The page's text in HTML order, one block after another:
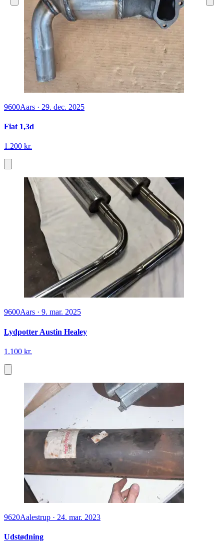
9600Aars · 29. dec. 2025
Fiat 1,3d
1.200 kr.
9600Aars · 9. mar. 2025
Lydpotter Austin Healey
1.100 kr.
9620Aalestrup · 24. mar. 2023
Udstødning